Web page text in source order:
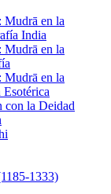
Mudrā en la
India
Mudrā en la
Mudrā en la
la Deidad
1333)